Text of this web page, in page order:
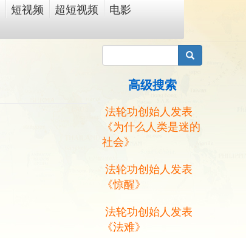
短视频 超短视频
电影
搜索
高级搜索
法轮功创始人发表
《为什么人类是迷的
社会》
法轮功创始人发表
《惊醒》
法轮功创始人发表
《法难》